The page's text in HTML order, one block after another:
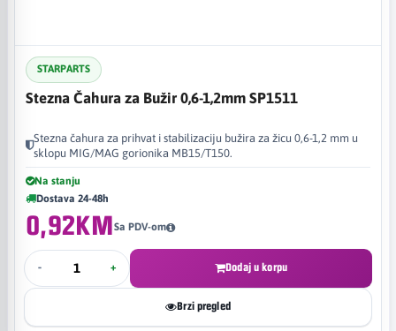
STARPARTS
Stezna Čahura za Bužir 0,6-1,2mm SP1511
Stezna čahura za prihvat i stabilizaciju bužira za žicu 0,6-1,2 mm u
sklopu MIG/MAG gorionika MB15/T150.
Na stanju
Dostava 24-48h
0,92KMSa PDV-om
- + Dodaj u korpu
Brzi pregled